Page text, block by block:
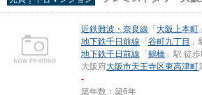
近鉄難波・奈良線 「 大阪上本町
地下鉄千日前線 「 谷町九丁目
地下鉄千日前線 「 鶴橋 」駅 徒
大阪府大阪市天王寺区東高津町
-
築年数：築6年